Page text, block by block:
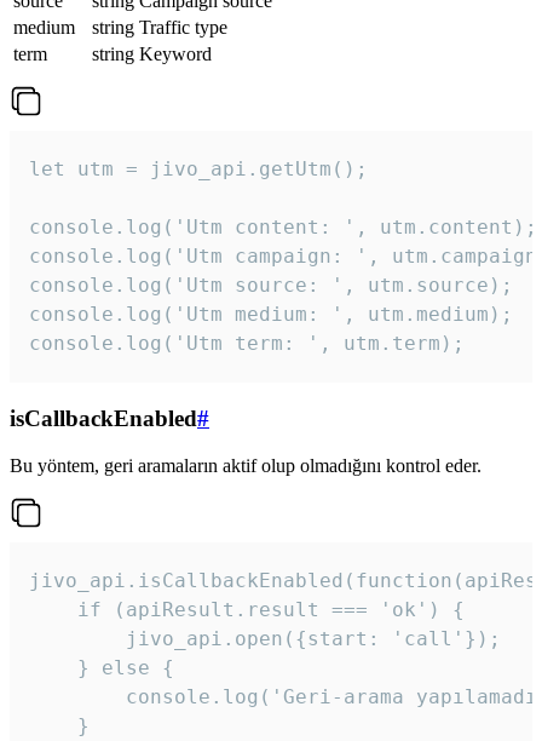
medium
string Traffic type
term
string Keyword
let utm = jivo_api.getUtm();
console.log('Utm content: ', utm.content);
console.log('Utm campaign: ',
console.log('Utm source: ', utm.source);
console.log('Utm medium: ', utm.medium);
console.log('Utm term: ', utm.term);
isCallbackEnabled#
Bu yöntem, geri aramaların aktif olup olmadığını kontrol eder.
    if (apiResult.result === 'ok') {
        jivo_api.open({start: 'call'});
    } else {
console.log('Geri-arama
    }